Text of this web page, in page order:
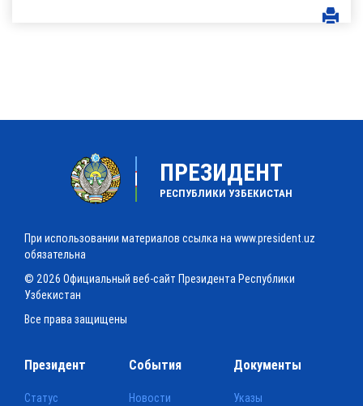
ПРЕЗИДЕНТ
РЕСПУБЛИКИ УЗБЕКИСТАН
При использовании материалов ссылка на www.president.uz
обязательна
© 2026 Официальный веб-сайт Президента Республики
Узбекистан
Все права защищены
Президент
Статус
События
Новости
Документы
Указы